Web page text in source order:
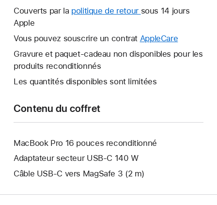
nouvelle
Couverts par la politique de retour Une
fenêtre
sous 14 jours
Apple
Vous pouvez souscrire un contrat AppleCare
nouvelle
Gravure et paquet-cadeau non disponibles pour les
produits reconditionnés
Les quantités disponibles sont limitées
Contenu du coffret
MacBook Pro 16 pouces reconditionné
Adaptateur secteur USB-C 140 W
Câble USB-C vers MagSafe 3 (2 m)